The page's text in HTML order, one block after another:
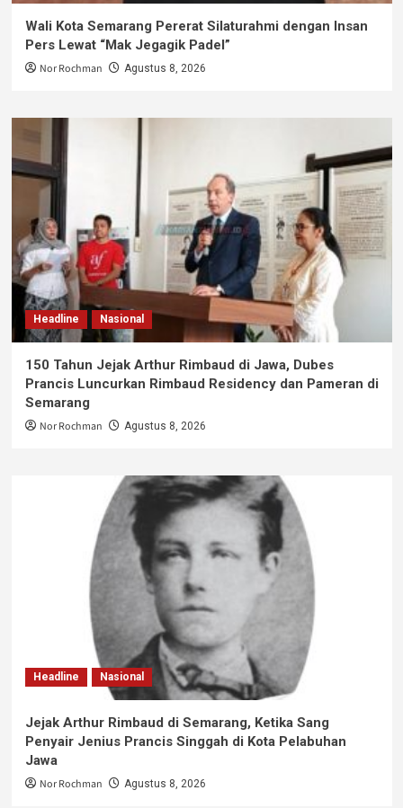
Wali Kota Semarang Pererat Silaturahmi dengan Insan
Pers Lewat “Mak Jegagik Padel”
Nor Rochman Agustus 8, 2026
Headline Nasional
150 Tahun Jejak Arthur Rimbaud di Jawa, Dubes
Prancis Luncurkan Rimbaud Residency dan Pameran di
Semarang
Nor Rochman Agustus 8, 2026
Headline Nasional
Jejak Arthur Rimbaud di Semarang, Ketika Sang
Penyair Jenius Prancis Singgah di Kota Pelabuhan
Jawa
Nor Rochman Agustus 8, 2026